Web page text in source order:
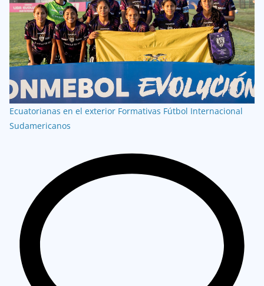
Ecuatorianas en el exterior Formativas Fútbol Internacional
Sudamericanos